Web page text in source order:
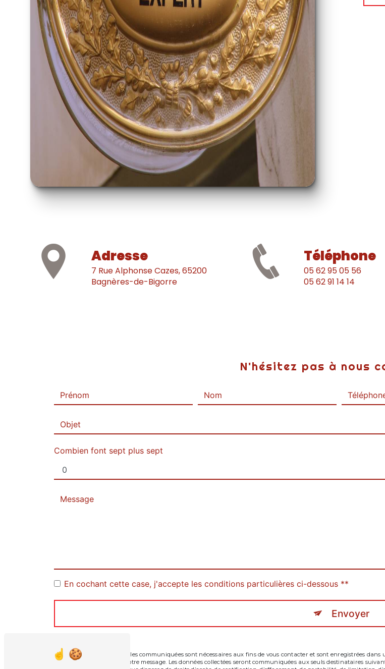
Adresse
7 Rue Alphonse Cazes, 65200
Bagnères-de-Bigorre
Téléphone
05 62 95 05 56
05 62 91 14 14
N'hésitez pas à nous
Combien font sept plus sept
En cochant cette case, j'accepte les conditions particulières ci-dessous **
Envoyer
** Les données personnelles communiquées sont nécessaires aux fins de vous contacter et sont enregistrées
seul but de répondre à votre message. Les données collectées seront communiquées aux seuls destinataires